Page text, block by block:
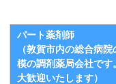
パート薬剤師
（敦賀市内の総合病
模の調剤薬局会社です
大歓迎いたします）